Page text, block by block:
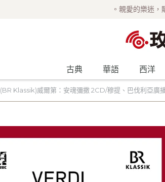
。親愛的樂迷
古典 華語 西洋
(BR Klassik)威爾第：安魂彌撒 2CD/穆提、巴伐利亞廣